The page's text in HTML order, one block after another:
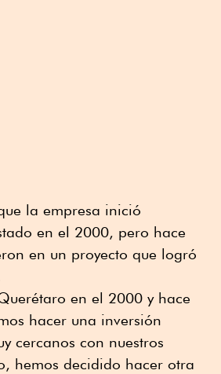
la empresa inició
en el 2000, pero hace
en un proyecto que logró
en el 2000 y hace
hacer una inversión
cercanos con nuestros
hemos decidido hacer otra